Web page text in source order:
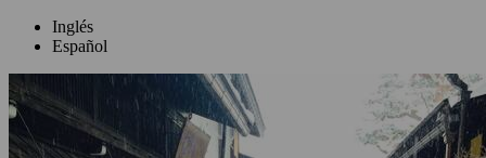
Inglés
Español